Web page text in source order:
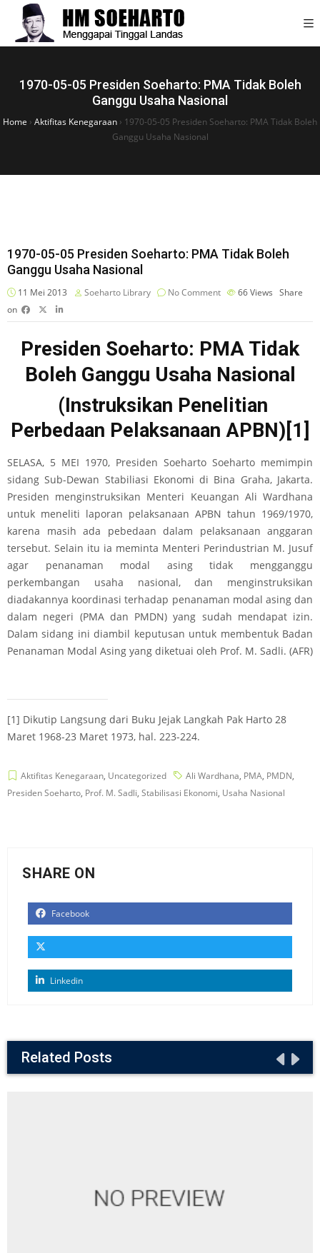
1970-05-05 Presiden Soeharto: PMA Tidak Boleh
Ganggu Usaha Nasional
Home › Aktifitas Kenegaraan › 1970-05-05 Presiden Soeharto: PMA Tidak Boleh
Ganggu Usaha Nasional
1970-05-05 Presiden Soeharto: PMA Tidak Boleh
Ganggu Usaha Nasional
11 Mei 2013 Soeharto Library No Comment 66Views Share
on
Presiden Soeharto: PMA Tidak
Boleh Ganggu Usaha Nasional
(Instruksikan Penelitian
Perbedaan Pelaksanaan APBN)[1]
SELASA, 5 MEI 1970, Presiden Soeharto Soeharto memimpin
sidang Sub-Dewan Stabiliasi Ekonomi di Bina Graha, Jakarta.
Presiden menginstruksikan Menteri Keuangan Ali Wardhana
untuk meneliti laporan pelaksanaan APBN tahun 1969/1970,
karena masih ada pebedaan dalam pelaksanaan anggaran
tersebut. Selain itu ia meminta Menteri Perindustrian M. Jusuf
agar penanaman modal asing tidak mengganggu
perkembangan usaha nasional, dan menginstruksikan
diadakannya koordinasi terhadap penanaman modal asing dan
dalam negeri (PMA dan PMDN) yang sudah mendapat izin.
Dalam sidang ini diambil keputusan untuk membentuk Badan
Penanaman Modal Asing yang diketuai oleh Prof. M. Sadli. (AFR)
[1] Dikutip Langsung dari Buku Jejak Langkah Pak Harto 28
Maret 1968-23 Maret 1973, hal. 223-224.
Aktifitas Kenegaraan, Uncategorized Ali Wardhana, PMA, PMDN,
Presiden Soeharto, Prof. M. Sadli, Stabilisasi Ekonomi, Usaha Nasional
SHARE ON
Facebook
Linkedin
Related Posts